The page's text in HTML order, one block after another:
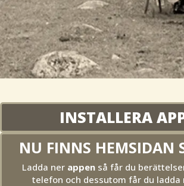
INSTALLERA
NU FINNS HEMSIDAN
Ladda ner appen så får du
telefon och dessutom får du ladda